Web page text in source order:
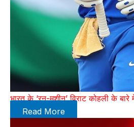
भारत के ‘रन-मशीन’ विराट कोहली के
Read More